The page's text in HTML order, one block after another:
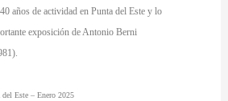
años de actividad en Punta del Este y lo
exposición de Antonio Berni
Este – Enero 2025